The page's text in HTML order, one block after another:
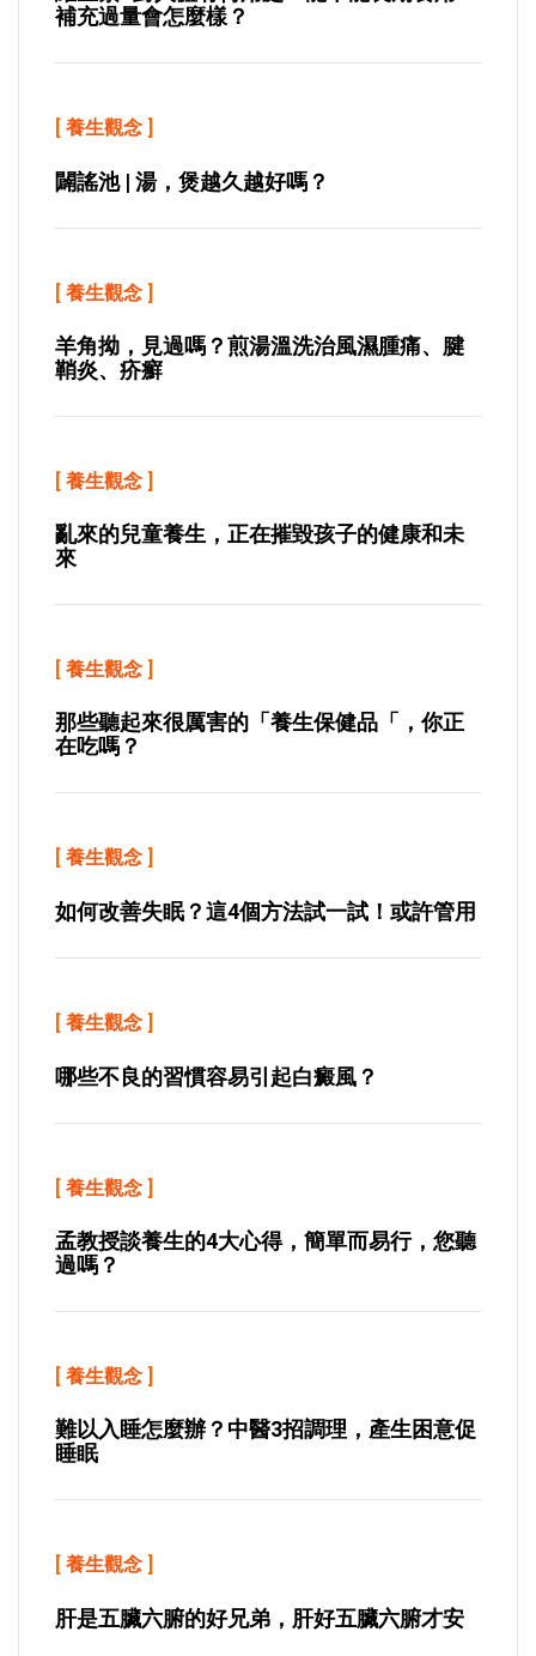
補充過量會怎麼樣？
[ 養生觀念 ]
闢謠池 | 湯，煲越久越好嗎？
[ 養生觀念 ]
羊角拗，見過嗎？煎湯溫洗治風濕腫痛、腱
鞘炎、疥癬
[ 養生觀念 ]
亂來的兒童養生，正在摧毀孩子的健康和未
來
[ 養生觀念 ]
那些聽起來很厲害的「養生保健品「，你正
在吃嗎？
[ 養生觀念 ]
如何改善失眠？這4個方法試一試！或許管用
[ 養生觀念 ]
哪些不良的習慣容易引起白癜風？
[ 養生觀念 ]
孟教授談養生的4大心得，簡單而易行，您聽
過嗎？
[ 養生觀念 ]
難以入睡怎麼辦？中醫3招調理，產生困意促
睡眠
[ 養生觀念 ]
肝是五臟六腑的好兄弟，肝好五臟六腑才安